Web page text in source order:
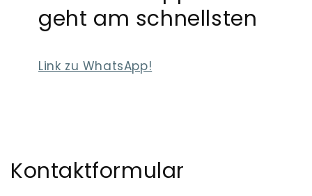
geht am schnellsten
Link zu WhatsApp!
Kontaktformular